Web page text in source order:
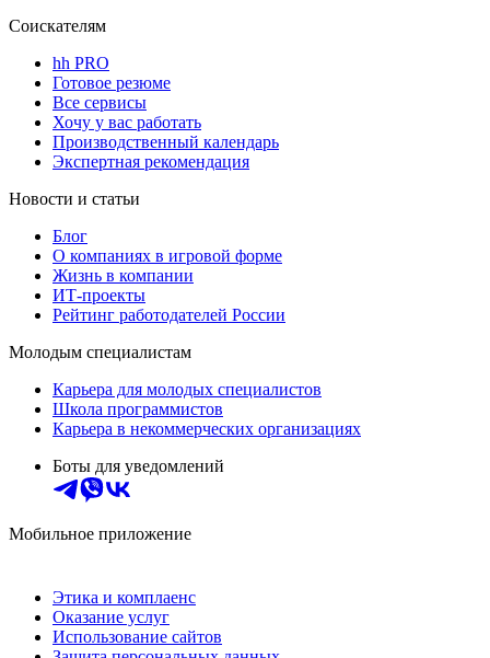
Соискателям
hh PRO
Готовое резюме
Все сервисы
Хочу у вас работать
Производственный календарь
Экспертная рекомендация
Новости и статьи
Блог
О компаниях в игровой форме
Жизнь в компании
ИТ-проекты
Рейтинг работодателей России
Молодым специалистам
Карьера для молодых специалистов
Школа программистов
Карьера в некоммерческих организациях
Боты для уведомлений
Мобильное приложение
Этика и комплаенс
Оказание услуг
Использование сайтов